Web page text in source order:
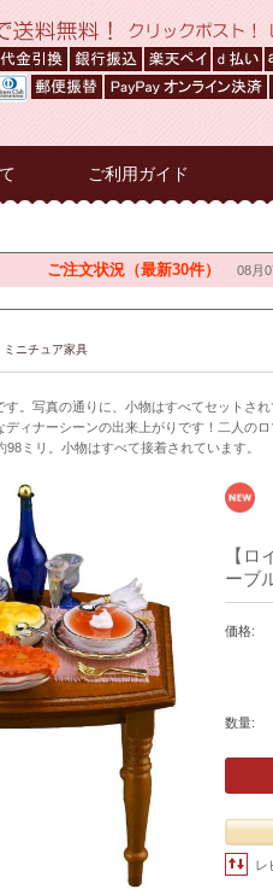
ご利用ガイド
ミニチュア家具
す。写真の通りに、小物はすべてセットさ
ィナーシーンの出来上がりです！二人の
ミリ。小物はすべて接着されています。
【
ーブ
価格:
数量:
レ